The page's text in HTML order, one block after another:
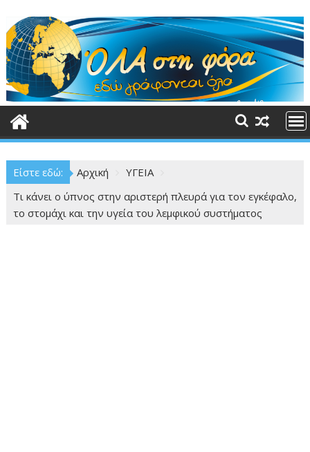
στο
περιεχόμενο
Είστε εδώ: Αρχική
ΥΓΕΙΑ
Τι κάνει ο ύπνος στην αριστερή πλευρά για τον εγκέφαλο,
το στομάχι και την υγεία του λεμφικού συστήματος